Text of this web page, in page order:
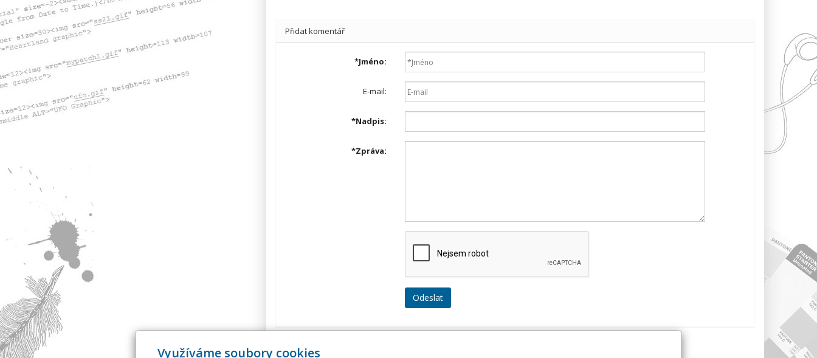
Přidat komentář
*Jméno:
E-mail:
*Nadpis:
*Zpráva:
Přehled komentářů
Využíváme soubory cookies